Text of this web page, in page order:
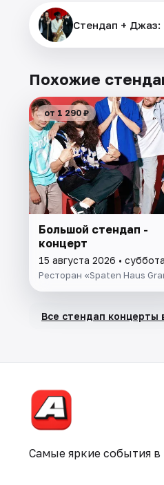
Стендап + Джаз:
Похожие
от 1 290 ₽
Большой стендап -
концерт
15 августа 2026 • суббота
Ресторан «Spaten Haus
Все стендап концерты
Самые яркие события